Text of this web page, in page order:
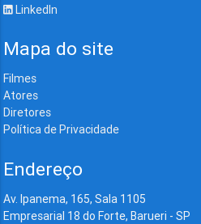
LinkedIn
Mapa do site
Filmes
Atores
Diretores
Política de Privacidade
Endereço
Av. Ipanema, 165, Sala 1105
Empresarial 18 do Forte, Barueri - SP